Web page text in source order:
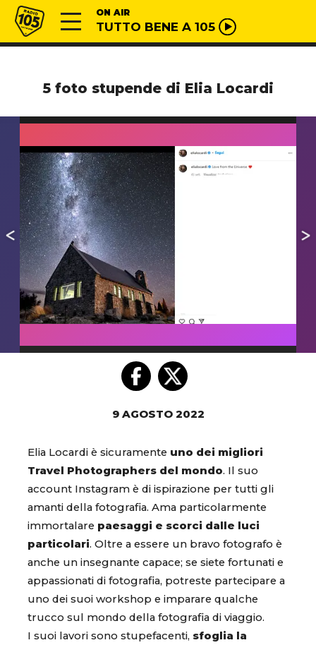
Vai al contenuto
Radio 105 ON AIR
TUTTO BENE A 105
5 foto stupende di Elia Locardi
9 AGOSTO 2022
Elia Locardi è sicuramente uno dei migliori
Travel Photographers del mondo. Il suo
account Instagram è di ispirazione per tutti gli
amanti della fotografia. Ama particolarmente
immortalare paesaggi e scorci dalle luci
particolari. Oltre a essere un bravo fotografo è
anche un insegnante capace; se siete fortunati e
appassionati di fotografia, potreste partecipare a
uno dei suoi workshop e imparare qualche
trucco sul mondo della fotografia di viaggio.
I suoi lavori sono stupefacenti, sfoglia la